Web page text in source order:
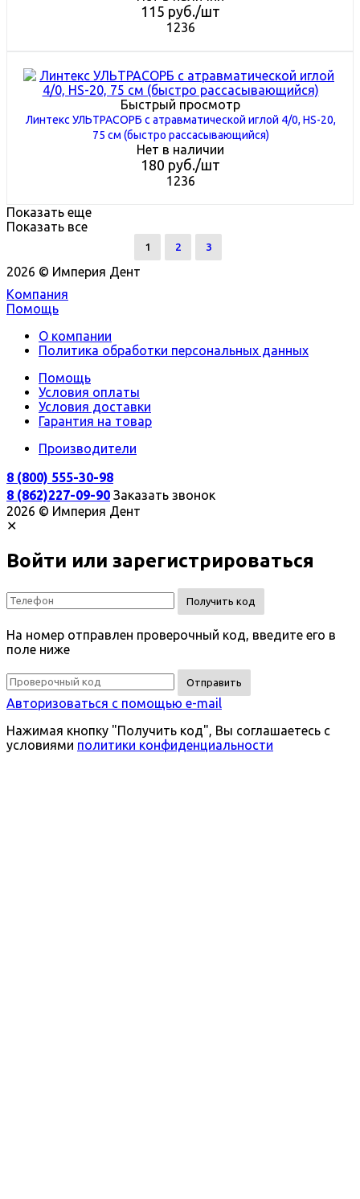
115 руб./шт
1236
Быстрый просмотр
Линтекс УЛЬТРАСОРБ с атравматической иглой 4/0, HS-20,
75 см (быстро рассасывающийся)
Нет в наличии
180 руб./шт
1236
Показать еще
Показать все
1 2 3
2026 © Империя Дент
Компания
Помощь
О компании
Политика обработки персональных данных
Помощь
Условия оплаты
Условия доставки
Гарантия на товар
Производители
8 (800) 555-30-98
8 (862)227-09-90 Заказать звонок
2026 © Империя Дент
✕
Войти или зарегистрироваться
Получить код
На номер отправлен проверочный код, введите его в
поле ниже
Отправить
Авторизоваться с помощью e-mail
Нажимая кнопку "Получить код", Вы соглашаетесь c
условиями политики конфиденциальности